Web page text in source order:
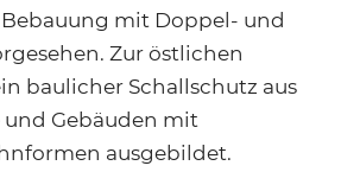
mit Doppel- und
Zur östlichen
baulicher Schallschutz aus
Gebäuden mit
ausgebildet.